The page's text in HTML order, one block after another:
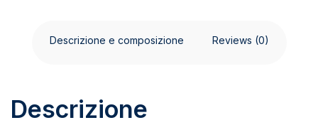
Descrizione e composizione Reviews (0)
Descrizione